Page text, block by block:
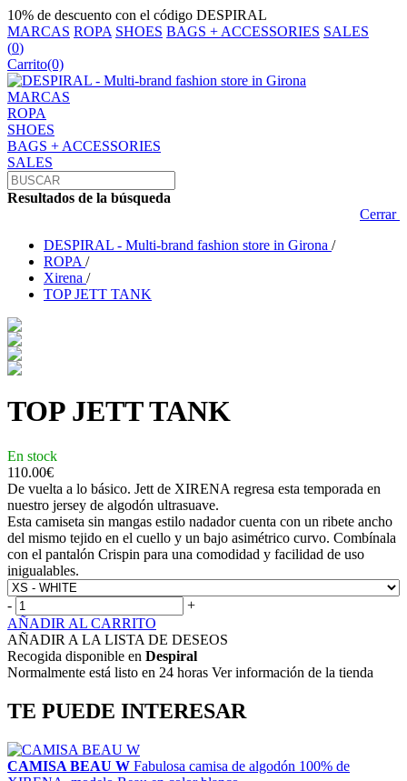
10% de descuento con el código DESPIRAL
MARCAS ROPA SHOES BAGS + ACCESSORIES SALES
(0)
Carrito(0)
MARCAS
ROPA
SHOES
BAGS + ACCESSORIES
SALES
Resultados de la búsqueda
Cerrar
DESPIRAL - Multi-brand fashion store in Girona /
ROPA /
Xirena /
TOP JETT TANK
TOP JETT TANK
En stock
110.00€
De vuelta a lo básico. Jett de XIRENA regresa esta temporada en
nuestro jersey de algodón ultrasuave.
Esta camiseta sin mangas estilo nadador cuenta con un ribete ancho
del mismo tejido en el cuello y un bajo asimétrico curvo. Combínala
con el pantalón Crispin para una comodidad y facilidad de uso
inigualables.
-
+
AÑADIR AL CARRITO
AÑADIR A LA LISTA DE DESEOS
Recogida disponible en Despiral
Normalmente está listo en 24 horas Ver información de la tienda
TE PUEDE INTERESAR
CAMISA BEAU W Fabulosa camisa de algodón 100% de